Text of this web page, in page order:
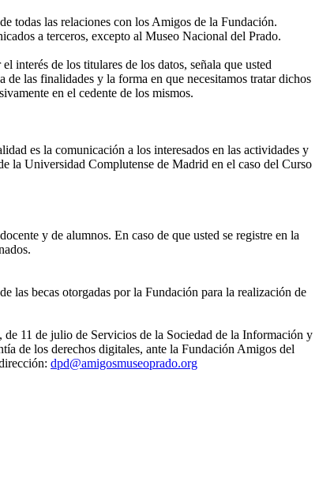
todas las relaciones con los Amigos de la Fundación.
a terceros, excepto al Museo Nacional del Prado.
interés de los titulares de los datos, señala que usted
las finalidades y la forma en que necesitamos tratar dichos
en el cedente de los mismos.
es la comunicación a los interesados en las actividades y
la Universidad Complutense de Madrid en el caso del Curso
y de alumnos. En caso de que usted se registre en la
las becas otorgadas por la Fundación para la realización de
11 de julio de Servicios de la Sociedad de la Información y
de los derechos digitales, ante la Fundación Amigos del
dpd@amigosmuseoprado.org